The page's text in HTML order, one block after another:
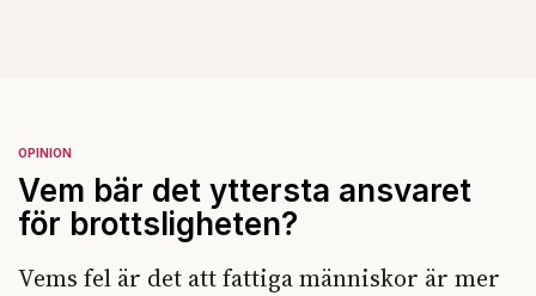
OPINION
Vem bär det yttersta ansvaret
för brottsligheten?
Vems fel är det att fattiga människor är mer